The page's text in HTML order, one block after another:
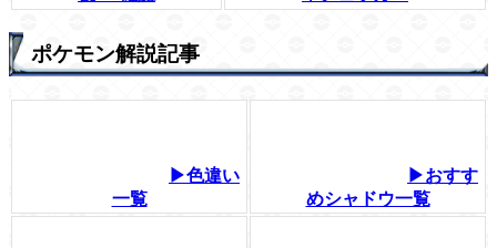
ポケモン解説記事
▶色違い
一覧
▶おすす
めシャドウ一覧